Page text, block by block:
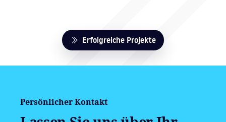
Erfolgreiche Projekte
Persönlicher Kontakt